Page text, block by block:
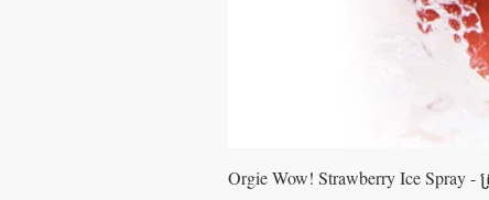
Orgie Wow! Strawberry Ice Spray -